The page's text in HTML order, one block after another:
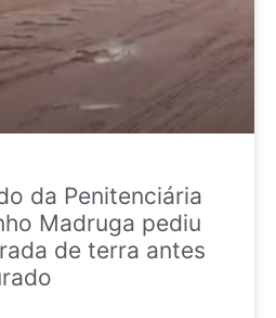
da Penitenciária
Madruga pediu
de terra antes